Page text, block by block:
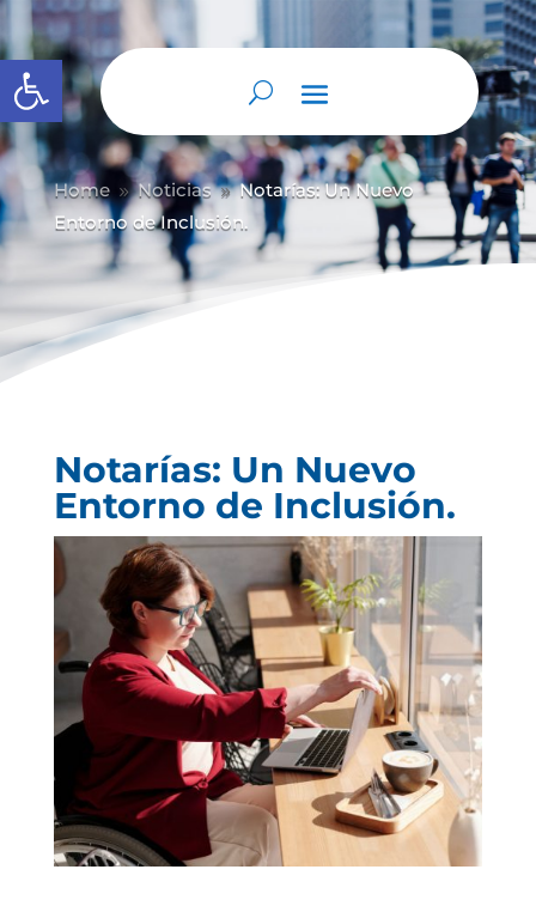
Abrir barra de herramientas
Home 9 Noticias 9 Notarías: Un Nuevo
Entorno de Inclusión.
Notarías: Un Nuevo
Entorno de Inclusión.